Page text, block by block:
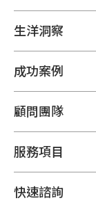
生洋洞察
成功案例
顧問團隊
服務項目
快速諮詢